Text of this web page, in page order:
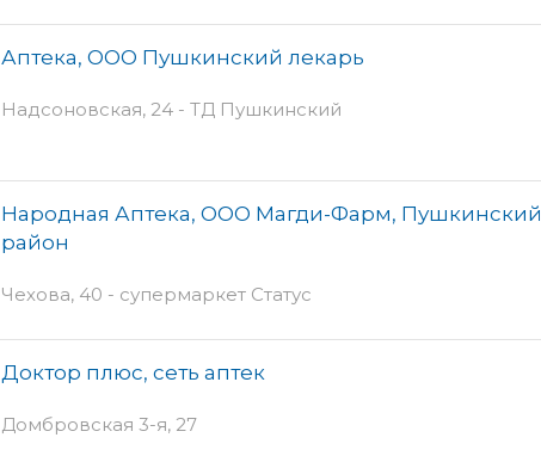
Аптека, ООО Пушкинский лекарь
Надсоновская, 24 - ТД Пушкинский
Народная Аптека, ООО Магди-Фарм, Пушкинский
район
Чехова, 40 - супермаркет Статус
Доктор плюс, сеть аптек
Домбровская 3-я, 27